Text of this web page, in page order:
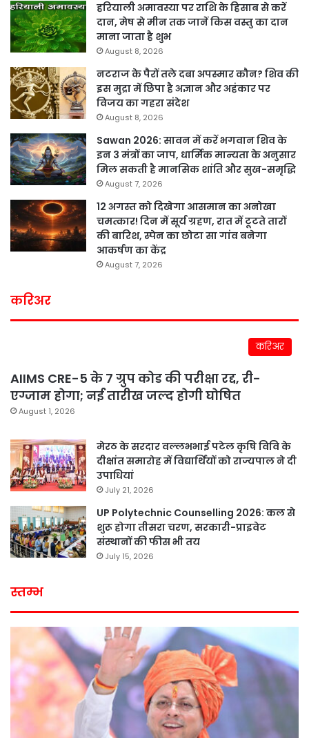
हरियाली अमावस्या पर राशि के हिसाब से करें
दान, मेष से मीन तक जानें किस वस्तु का दान
माना जाता है शुभ
August 8, 2026
नटराज के पैरों तले दबा अपस्मार कौन? शिव की
इस मुद्रा में छिपा है अज्ञान और अहंकार पर
विजय का गहरा संदेश
August 8, 2026
Sawan 2026: सावन में करें भगवान शिव के
इन 3 मंत्रों का जाप, धार्मिक मान्यता के अनुसार
मिल सकती है मानसिक शांति और सुख-समृद्धि
August 7, 2026
12 अगस्त को दिखेगा आसमान का अनोखा
चमत्कार! दिन में सूर्य ग्रहण, रात में टूटते तारों
की बारिश, स्पेन का छोटा सा गांव बनेगा
आकर्षण का केंद्र
August 7, 2026
करिअर
करिअर
AIIMS CRE-5 के 7 ग्रुप कोड की परीक्षा रद्द, री-
एग्जाम होगा; नई तारीख जल्द होगी घोषित
August 1, 2026
मेरठ के सरदार वल्लभभाई पटेल कृषि विवि के
दीक्षांत समारोह में विद्यार्थियों को राज्यपाल ने दी
उपाधियां
July 21, 2026
UP Polytechnic Counselling 2026: कल से
शुरू होगा तीसरा चरण, सरकारी-प्राइवेट
संस्थानों की फीस भी तय
July 15, 2026
स्तम्भ